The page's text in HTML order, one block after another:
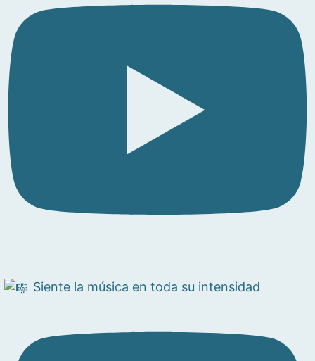
Siente la música en toda su intensidad